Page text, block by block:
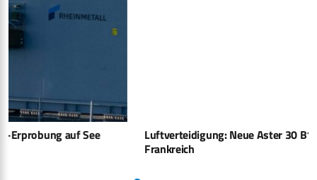
Luftverteidigung: Neue Aster 30 B1NT startet erstmals in